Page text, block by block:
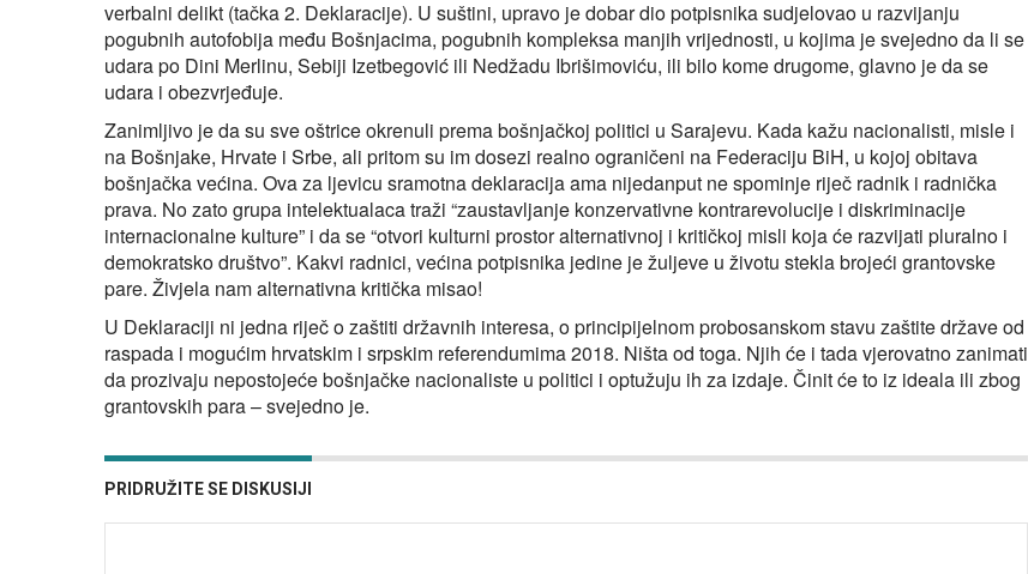
verbalni delikt (tačka 2. Deklaracije). U suštini, upravo je dobar dio potpisnika sudjelovao u razvijanju
pogubnih autofobija među Bošnjacima, pogubnih kompleksa manjih vrijednosti, u kojima je svejedno da li se
udara po Dini Merlinu, Sebiji Izetbegović ili Nedžadu Ibrišimoviću, ili bilo kome drugome, glavno je da se
udara i obezvrjeđuje.
Zanimljivo je da su sve oštrice okrenuli prema bošnjačkoj politici u Sarajevu. Kada kažu nacionalisti, misle i
na Bošnjake, Hrvate i Srbe, ali pritom su im dosezi realno ograničeni na Federaciju BiH, u kojoj obitava
bošnjačka većina. Ova za ljevicu sramotna deklaracija ama nijedanput ne spominje riječ radnik i radnička
prava. No zato grupa intelektualaca traži “zaustavljanje konzervativne kontrarevolucije i diskriminacije
internacionalne kulture” i da se “otvori kulturni prostor alternativnoj i kritičkoj misli koja će razvijati pluralno i
demokratsko društvo”. Kakvi radnici, većina potpisnika jedine je žuljeve u životu stekla brojeći grantovske
pare. Živjela nam alternativna kritička misao!
U Deklaraciji ni jedna riječ o zaštiti državnih interesa, o principijelnom probosanskom stavu zaštite države od
raspada i mogućim hrvatskim i srpskim referendumima 2018. Ništa od toga. Njih će i tada vjerovatno zanimati
da prozivaju nepostojeće bošnjačke nacionaliste u politici i optužuju ih za izdaje. Činit će to iz ideala ili zbog
grantovskih para – svejedno je.
PRIDRUŽITE SE DISKUSIJI